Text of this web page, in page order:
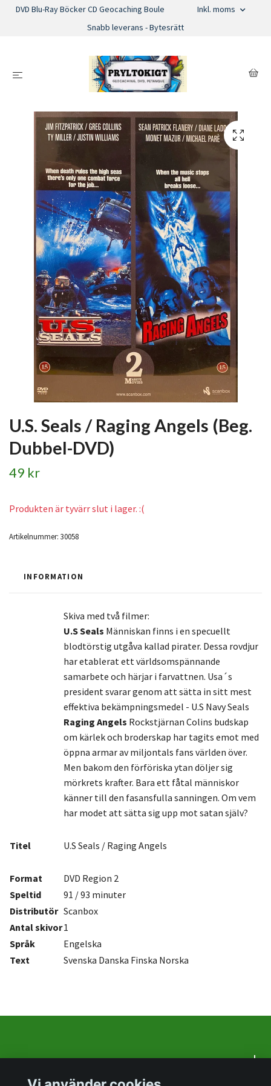
DVD Blu-Ray Böcker CD Geocaching Boule
Inkl. moms
Snabb leverans - Bytesrätt
U.S. Seals / Raging Angels (Beg.
Dubbel-DVD)
49 kr
Produkten är tyvärr slut i lager. :(
Artikelnummer: 30058
INFORMATION
Skiva med två filmer:
U.S Seals Människan finns i en specuellt
blodtörstig utgåva kallad pirater. Dessa rovdjur
har etablerat ett världsomspännande
samarbete och härjar i farvattnen. Usa´s
president svarar genom att sätta in sitt mest
effektiva bekämpningsmedel - U.S Navy Seals
Raging Angels Rockstjärnan Colins budskap
om kärlek och broderskap har tagits emot med
öppna armar av miljontals fans världen över.
Men bakom den förföriska ytan döljer sig
mörkrets krafter. Bara ett fåtal människor
känner till den fasansfulla sanningen. Om vem
har modet att sätta sig upp mot satan själv?
Titel U.S Seals / Raging Angels
Format
DVD Region 2
Speltid
91 / 93 minuter
Distributör Scanbox
Antalskivor1
Språk
Engelska
Text
Svenska Danska Finska Norska
Om oss